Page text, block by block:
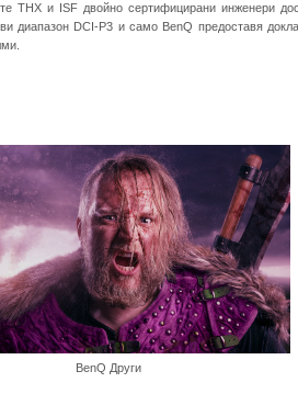
THX и ISF двойно сертифицирани инженери
диапазон DCI-P3 и само BenQ предоставя
Други